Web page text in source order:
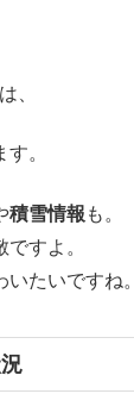
、
。
積雪情報 も。
すよ。
たいですね。